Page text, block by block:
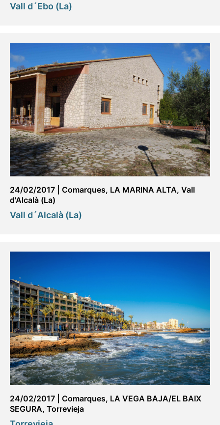
Vall d´Ebo (La)
24/02/2017 Comarques, LA MARINA ALTA, Vall
d'Alcalà (La)
Vall d´Alcalà (La)
24/02/2017 Comarques, LA VEGA BAJA/EL BAIX
SEGURA, Torrevieja